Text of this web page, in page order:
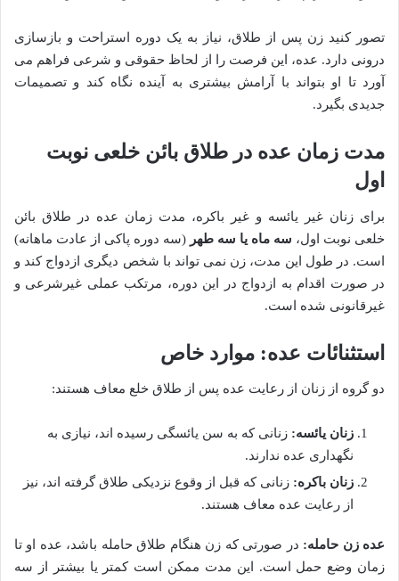
تصور کنید زن پس از طلاق، نیاز به یک دوره استراحت و بازسازی
درونی دارد. عده، این فرصت را از لحاظ حقوقی و شرعی فراهم می
آورد تا او بتواند با آرامش بیشتری به آینده نگاه کند و تصمیمات
جدیدی بگیرد.
مدت زمان عده در طلاق بائن خلعی نوبت
اول
برای زنان غیر یائسه و غیر باکره، مدت زمان عده در طلاق بائن
خلعی نوبت اول، سه ماه یا سه طهر (سه دوره پاکی از عادت ماهانه)
است. در طول این مدت، زن نمی تواند با شخص دیگری ازدواج کند و
در صورت اقدام به ازدواج در این دوره، مرتکب عملی غیرشرعی و
غیرقانونی شده است.
استثنائات عده: موارد خاص
دو گروه از زنان از رعایت عده پس از طلاق خلع معاف هستند:
زنان یائسه: زنانی که به سن یائسگی رسیده اند، نیازی به
نگهداری عده ندارند.
زنان باکره: زنانی که قبل از وقوع نزدیکی طلاق گرفته اند، نیز
از رعایت عده معاف هستند.
عده زن حامله: در صورتی که زن هنگام طلاق حامله باشد، عده او تا
زمان وضع حمل است. این مدت ممکن است کمتر یا بیشتر از سه